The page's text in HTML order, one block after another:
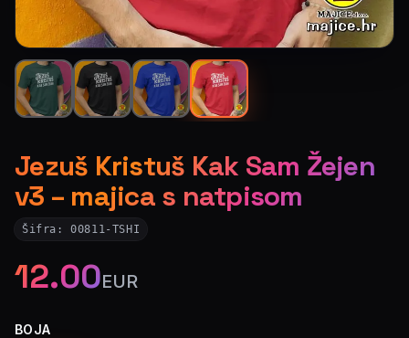
Jezuš Kristuš Kak Sam Žejen
v3 – majica s natpisom
Šifra:00811-TSHI
12.00EUR
BOJA